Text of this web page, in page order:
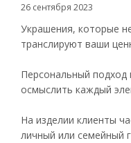
26 сентября 2023
Украшения, которые
транслируют ваши
Персональный подход
осмыслить каждый
На изделии клиенты
личный или семейный